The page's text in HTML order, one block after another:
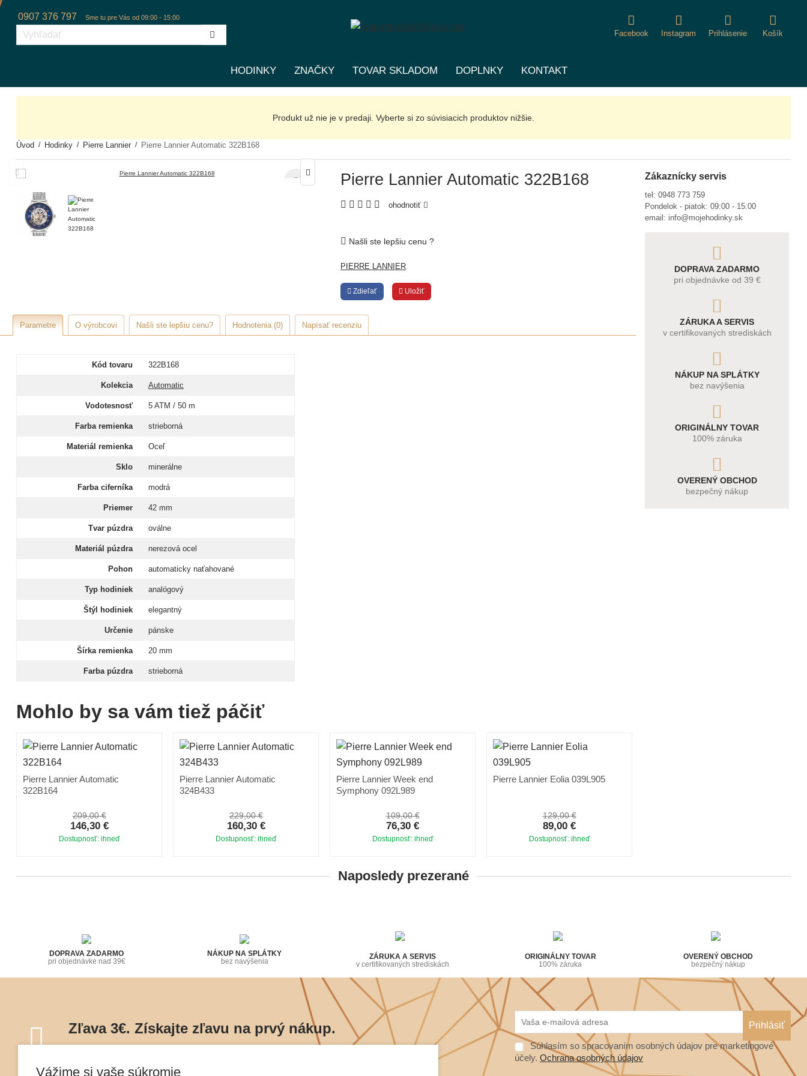
0907 376 797 Sme tu pre Vás od 09:00 - 15:00
Facebook Instagram Prihlásenie Košík
HODINKY ZNAČKY TOVAR SKLADOM DOPLNKY KONTAKT
Produkt už nie je v predaji. Vyberte si zo súvisiacich produktov nižšie.
Úvod Hodinky Pierre Lannier Pierre Lannier Automatic 322B168
Pierre Lannier Automatic 322B168
ohodnotiť
Našli ste lepšiu cenu ?
PIERRE LANNIER
Zdieľať Uložiť
Parametre O výrobcovi Našli ste lepšiu cenu? Hodnotenia (0) Napísať recenziu
Kód tovaru 322B168
Kolekcia Automatic
Vodotesnosť 5 ATM / 50 m
Farba remienka strieborná
Materiál remienka Oceľ
Sklo minerálne
Farba ciferníka modrá
Priemer 42 mm
Tvar púzdra oválne
Materiál púzdra nerezová ocel
Pohon automaticky naťahované
Typ hodiniek analógový
Štýl hodiniek elegantný
Určenie pánske
Šírka remienka 20 mm
Farba púzdra strieborná
Zákaznícky servis
tel: 0948 773 759
Pondelok - piatok: 09:00 - 15:00
email: info@mojehodinky.sk
DOPRAVA ZADARMO
pri objednávke od 39 €
ZÁRUKA A SERVIS
v certifikovaných strediskách
NÁKUP NA SPLÁTKY
bez navýšenia
ORIGINÁLNY TOVAR
100% záruka
OVERENÝ OBCHOD
bezpečný nákup
Mohlo by sa vám tiež páčiť
Pierre Lannier Automatic
322B164
209,00 €
146,30 €
Dostupnosť: ihneď
Pierre Lannier Automatic
324B433
229,00 €
160,30 €
Dostupnosť: ihneď
Pierre Lannier Week end
Symphony 092L989
109,00 €
76,30 €
Dostupnosť: ihneď
Pierre Lannier Eolia 039L905
129,00 €
89,00 €
Dostupnosť: ihneď
Naposledy prezerané
DOPRAVA ZADARMO
pri objednávke nad 39€
NÁKUP NA SPLÁTKY
bez navýšenia
ZÁRUKA A SERVIS
v certifikovaných strediskách
ORIGINÁLNY TOVAR
100% záruka
OVERENÝ OBCHOD
bezpečný nákup
Zľava 3€. Získajte zľavu na prvý nákup.
Súhlasím so spracovaním osobných údajov pre marketingové
účely. Ochrana osobných údajov
Vážime si vaše súkromie